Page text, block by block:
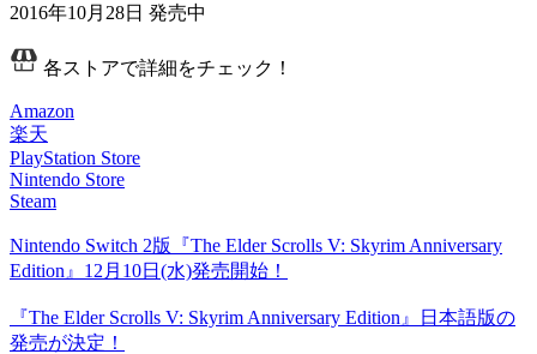
2016年10月28日 発売中
各ストアで詳細をチェック！
Amazon
楽天
PlayStation Store
Nintendo Store
Steam
Nintendo Switch 2版『The Elder Scrolls V: Skyrim Anniversary
Edition』12月10日(水)発売開始！
『The Elder Scrolls V: Skyrim Anniversary Edition』日本語版の
発売が決定！